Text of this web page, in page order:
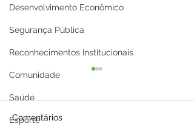
Desenvolvimento Econômico
Segurança Pública
Reconhecimentos Institucionais
Comunidade
Saúde
Esporte
Comentários